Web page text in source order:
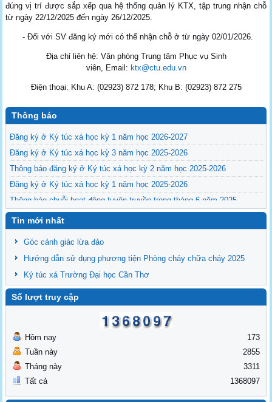
đúng vị trí được sắp xếp qua hệ thống quản lý KTX, tập trung nhận chỗ
từ ngày 22/12/2025 đến ngày 26/12/2025.
- Đối với SV đăng ký mới có thể nhận chỗ ở từ ngày 02/01/2026.
Địa chỉ liên hệ: Văn phòng Trung tâm Phục vụ Sinh
viên,
Email: ktx@ctu.edu.vn
Điện thoại: Khu A: (02923) 872 178; Khu B: (02923) 872 275
Thông báo
Đăng ký ở Ký túc xá học kỳ 1 năm học 2026-2027
Đăng ký ở Ký túc xá học kỳ 3 năm học 2025-2026
Thông báo đăng ký ở Ký túc xá học kỳ 2 năm học 2025-2026
Đăng ký ở Ký túc xá học kỳ 1 năm học 2025-2026
Thông báo chuỗi hoạt động tuyên truyền trong tháng 6 năm 2025
Tin mới nhất
Góc cảnh giác lừa đảo
Hướng dẫn sử dụng phương tiện Phòng cháy chữa cháy 2025
Ký túc xá Trường Đại học Cần Thơ
Số lượt truy cập
Hôm nay
Tuần này
Tháng này
Tất cả
173
2855
3311
1368097